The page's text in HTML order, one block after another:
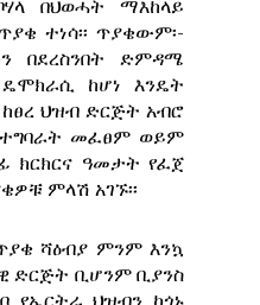
በህወሓት ማእከላይ
ተነሳ፡፡ ጥያቄውም፡-
በደረስንበት ድምዳሜ
ከሆነ እንዴት
ህዝብ ድርጅት አብሮ
ተግባራት መፈፀም ወይም
ክርክርና ዓመታት የፈጀ
ምላሽ አገኙ፡፡
ሻዕብያ ምንም እንኳ
ድርጅት ቢሆንም ቢያንስ